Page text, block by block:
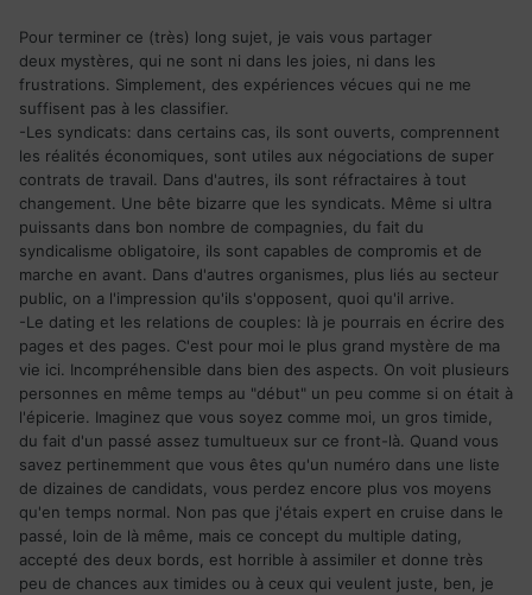
Pour terminer ce (très) long sujet, je vais vous partager
deux mystères, qui ne sont ni dans les joies, ni dans les
frustrations. Simplement, des expériences vécues qui ne me
suffisent pas à les classifier.
-Les syndicats: dans certains cas, ils sont ouverts, comprennent
les réalités économiques, sont utiles aux négociations de super
contrats de travail. Dans d'autres, ils sont réfractaires à tout
changement. Une bête bizarre que les syndicats. Même si ultra
puissants dans bon nombre de compagnies, du fait du
syndicalisme obligatoire, ils sont capables de compromis et de
marche en avant. Dans d'autres organismes, plus liés au secteur
public, on a l'impression qu'ils s'opposent, quoi qu'il arrive.
-Le dating et les relations de couples: là je pourrais en écrire des
pages et des pages. C'est pour moi le plus grand mystère de ma
vie ici. Incompréhensible dans bien des aspects. On voit plusieurs
personnes en même temps au "début" un peu comme si on était à
l'épicerie. Imaginez que vous soyez comme moi, un gros timide,
du fait d'un passé assez tumultueux sur ce front-là. Quand vous
savez pertinemment que vous êtes qu'un numéro dans une liste
de dizaines de candidats, vous perdez encore plus vos moyens
qu'en temps normal. Non pas que j'étais expert en cruise dans le
passé, loin de là même, mais ce concept du multiple dating,
accepté des deux bords, est horrible à assimiler et donne très
peu de chances aux timides ou à ceux qui veulent juste, ben, je